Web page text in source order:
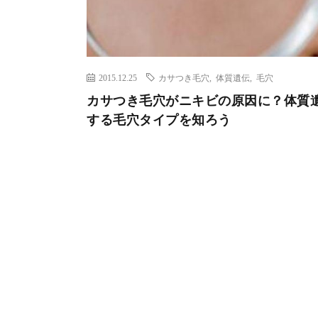
2015.12.25 カサつき毛穴 体質遺伝 毛穴
カサつき毛穴がニキビの原因に？体質
する毛穴タイプを知ろう